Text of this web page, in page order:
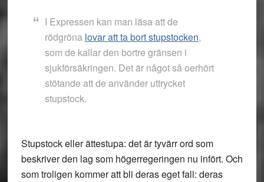
I Expressen kan man läsa att de
rödgröna lovar att ta bort stupstocken,
som de kallar den bortre gränsen i
sjukförsäkringen. Det är något så oerhört
stötande att de använder uttrycket
stupstock.
Stupstock eller ättestupa: det är tyvärr ord som
beskriver den lag som högerregeringen nu infört. Och
som troligen kommer att bli deras eget fall: deras